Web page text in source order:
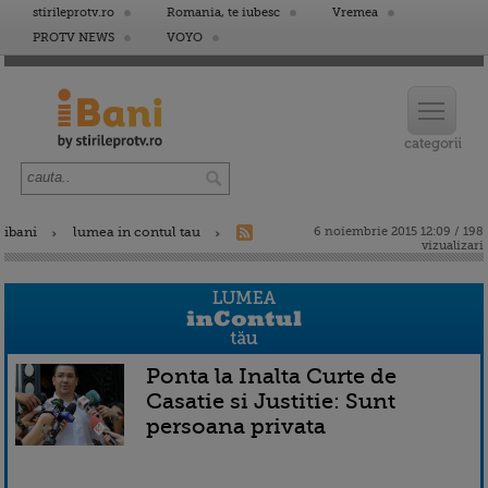
stirileprotv.ro Romania, te iubesc
Vremea
PROTV NEWS
VOYO
ibani lumea in contul tau
6 noiembrie 2015 12:09 / 198
vizualizari
Ponta la Inalta Curte de
Casatie si Justitie: Sunt
persoana privata